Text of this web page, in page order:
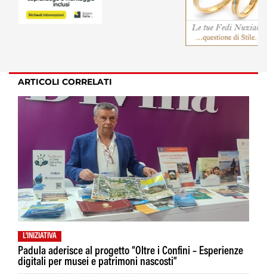
ARTICOLI CORRELATI
L'INIZIATIVA
Padula aderisce al progetto “Oltre i Confini – Esperienze
digitali per musei e patrimoni nascosti”